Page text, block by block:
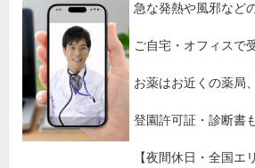
急な発熱や風邪など
ご自宅・オフィスで
お薬はお近くの薬局
登園許可証・診断書
【夜間休日・全国エ